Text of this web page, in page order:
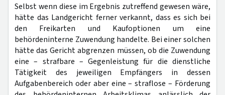
Selbst wenn diese im Ergebnis zutreffend gewesen wäre,
hätte das Landgericht ferner verkannt, dass es sich bei
den Freikarten und Kaufoptionen um eine
behördeninterne Zuwendung handelte. Bei einer solchen
hätte das Gericht abgrenzen müssen, ob die Zuwendung
eine – strafbare – Gegenleistung für die dienstliche
Tätigkeit des jeweiligen Empfängers in dessen
Aufgabenbereich oder aber eine – straflose – Förderung